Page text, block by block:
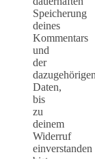
Speicherung
deines
Kommentars
und
der
dazugehörigen
Daten,
bis
zu
deinem
Widerruf
einverstanden